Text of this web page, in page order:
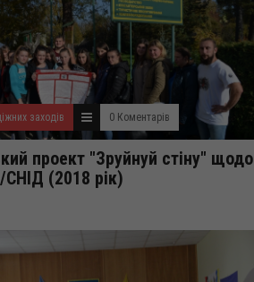
заходів 0 Коментарів
проект "Зруйнуй стіну" щодо
(2018 рік)